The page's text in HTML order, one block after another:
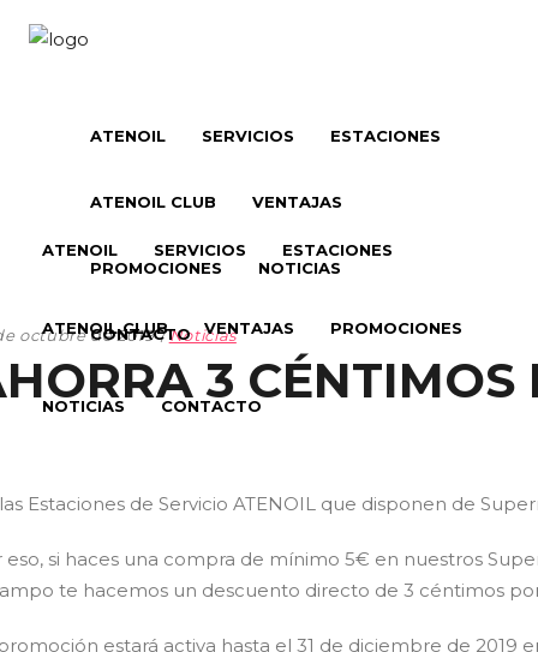
ATENOIL SERVICIOS ESTACIONES
ATENOIL CLUB VENTAJAS PROMOCIONES
NOTICIAS CONTACTO
ATENOIL SERVICIOS ESTACIONES
ATENOIL CLUB VENTAJAS
PROMOCIONES NOTICIAS
CONTACTO
octubre de 2019 Noticias
3 CÉNTIMOS
Estaciones de Servicio ATENOIL que disponen de
eso, si haces una compra de mínimo 5€ en nuestros
te hacemos un descuento directo de 3 céntimos por
estará activa hasta el 31 de diciembre de 2019